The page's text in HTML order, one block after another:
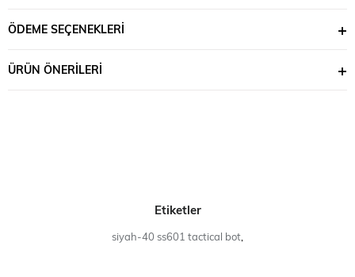
sayesinde botları kolayca giyip çıkarabilirsiniz. Aynı zamanda
ayarlanabilir bağcıklar ile ayak bileğinize tam oturur.
Çeşitli Kullanım Alanları: Hem askeri amaçlarla hem de outdoor
aktiviteleri için idealdir. Kamp, doğa yürüyüşleri, avcılık gibi
ÖDEME SEÇENEKLERI
ÜRÜN ÖNERILERI
Etiketler
siyah-40 ss601 tactical bot